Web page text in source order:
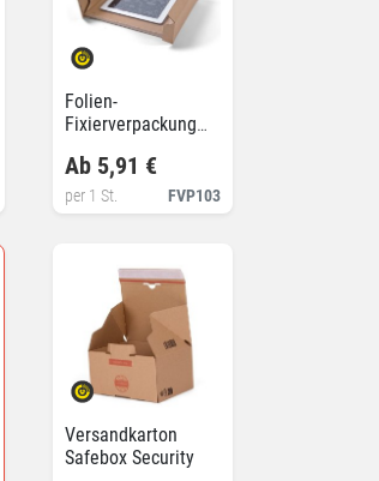
Folien-
Fixierverpackung
Smartphone,
Tabletver...
FVP103
Ab 5,91 €
per 1 St.
Versandkarton
Safebox Security